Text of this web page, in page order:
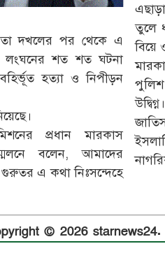
দখলের পর থেকে এ
লংঘনের শত শত ঘটনা
হত্যা ও নিপীড়ন
প্রধান মারকাস
বলেন, আমাদের
এ কথা নিঃসন্দেহে
তুলে
বিয়ে
পুলিশ
উদ্বিগ্ন।
© 2026